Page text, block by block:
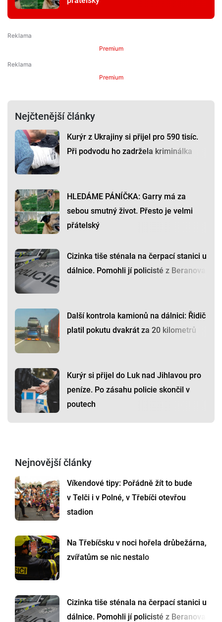
Premium
Premium
Nejčtenější články
Kurýr z Ukrajiny si přijel pro 590 tisíc.
Při podvodu ho zadržela kriminálka
HLEDÁME PÁNÍČKA: Garry má za
sebou smutný život. Přesto je velmi
přátelský
Cizinka tiše sténala na čerpací stanici u
dálnice. Pomohli jí policisté z Beranova
Další kontrola kamionů na dálnici: Řidič
platil pokutu dvakrát za 20 kilometrů
Kurýr si přijel do Luk nad Jihlavou pro
peníze. Po zásahu policie skončil v
poutech
Nejnovější články
Víkendové tipy: Pořádně žít to bude
v Telči i v Polné, v Třebíči otevřou
stadion
Na Třebíčsku v noci hořela drůbežárna,
zvířatům se nic nestalo
Cizinka tiše sténala na čerpací stanici u
dálnice. Pomohli jí policisté z Beranova